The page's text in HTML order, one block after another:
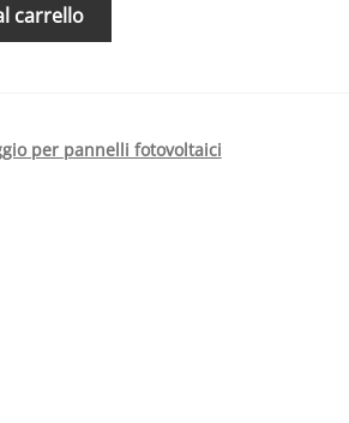
carrello
per pannelli fotovoltaici